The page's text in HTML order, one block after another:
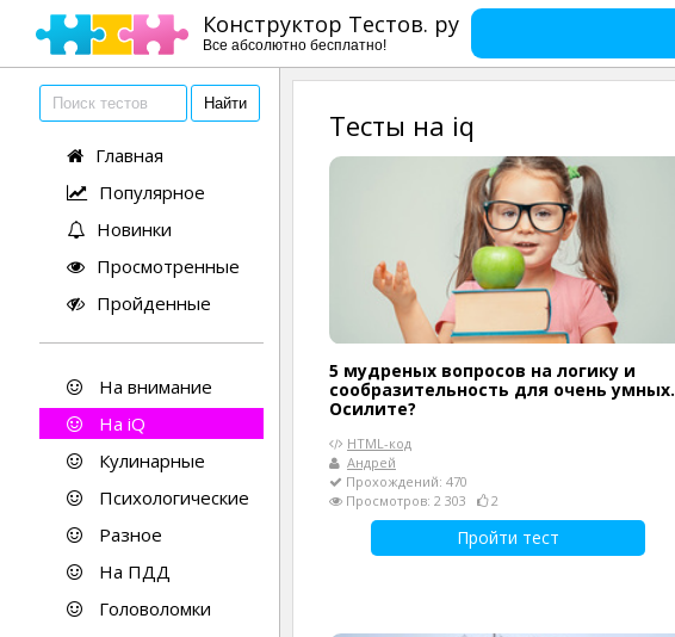
Конструктор Тестов. ру
Все абсолютно бесплатно!
Главная
Популярное
Новинки
Просмотренные
Пройденные
На внимание
На iQ
Кулинарные
Психологические
Разное
На ПДД
Головоломки
Тесты на iq
5 мудреных вопросов на логику и
сообразительность для очень умных.
Осилите?
HTML-код
Андрей
Прохождений: 470
Просмотров: 2 303
2
Пройти тест